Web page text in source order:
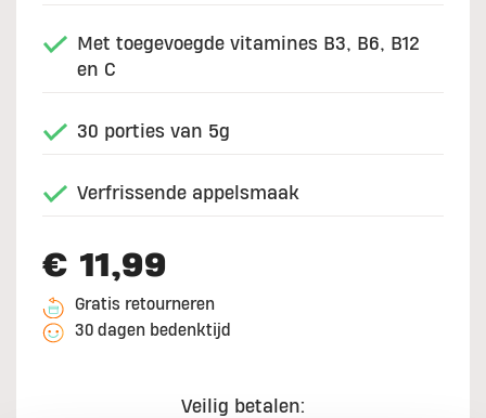
Met toegevoegde vitamines B3, B6, B12
en C
30 porties van 5g
Verfrissende appelsmaak
€ 11,99
Gratis retourneren
30 dagen bedenktijd
Veilig betalen: